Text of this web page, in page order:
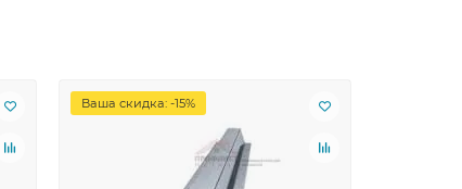
Ваша скидка: -15%